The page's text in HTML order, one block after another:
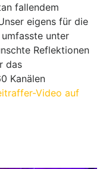
fallendem
eigens für die
unter
Reflektionen
das
Kanälen
Video auf